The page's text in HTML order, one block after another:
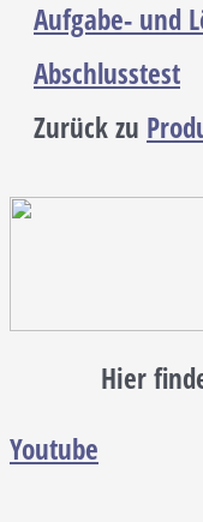
Aufgabe- und
Abschlusstest
Zurück zu
Hier
Youtube